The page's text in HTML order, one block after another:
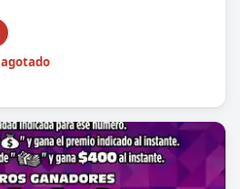
agotado